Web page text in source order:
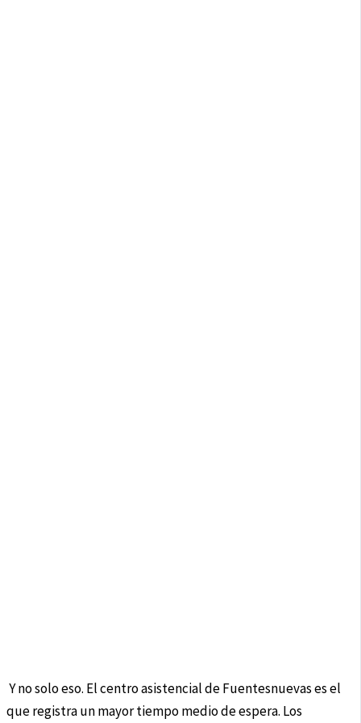
Y no solo eso. El centro asistencial de Fuentesnuevas es el
que registra un mayor tiempo medio de espera. Los